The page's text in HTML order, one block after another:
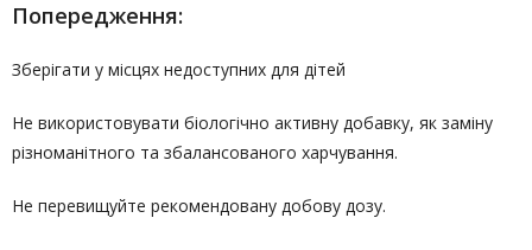
Попередження:
Зберігати у місцях недоступних для дітей
Не використовувати біологічно активну добавку, як заміну
різноманітного та збалансованого харчування.
Не перевищуйте рекомендовану добову дозу.